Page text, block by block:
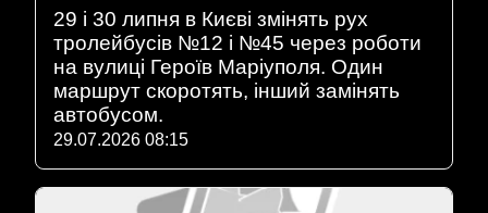
29 і 30 липня в Києві змінять рух
тролейбусів №12 і №45 через роботи
на вулиці Героїв Маріуполя. Один
маршрут скоротять, інший замінять
автобусом.
29.07.2026 08:15